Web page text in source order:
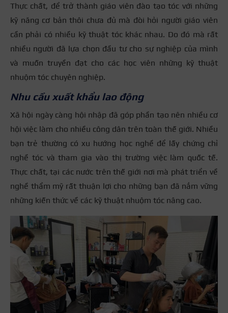
Thực chất, để trở thành giáo viên đào tạo tóc với những
kỹ năng cơ bản thôi chưa đủ mà đòi hỏi người giáo viên
cần phải có nhiều kỹ thuật tóc khác nhau. Do đó mà rất
nhiều người đã lựa chọn đầu tư cho sự nghiệp của mình
và muốn truyền đạt cho các học viên những kỹ thuật
nhuộm tóc chuyên nghiệp.
Nhu cầu xuất khẩu lao động
Xã hội ngày càng hội nhập đã góp phần tạo nên nhiều cơ
hội việc làm cho nhiều công dân trên toàn thế giới. Nhiều
bạn trẻ thường có xu hướng học nghề để lấy chứng chỉ
nghề tóc và tham gia vào thị trường việc làm quốc tế.
Thực chất, tại các nước trên thế giới nơi mà phát triển về
nghề thẩm mỹ rất thuận lợi cho những bạn đã nắm vững
những kiến thức về các kỹ thuật nhuộm tóc nâng cao.